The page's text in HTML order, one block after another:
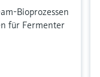
Bioprozessen
für Fermenter